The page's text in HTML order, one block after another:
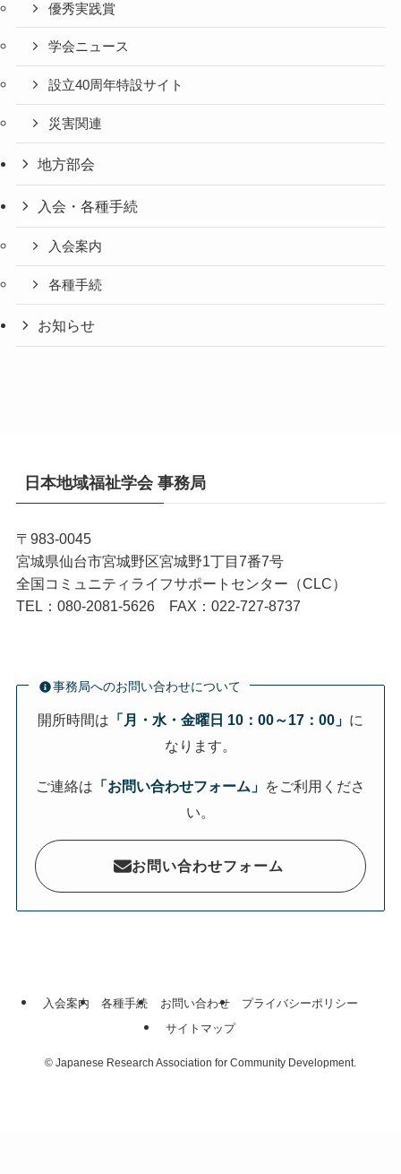
優秀実践賞
学会ニュース
設立40周年特設サイト
災害関連
地方部会
入会・各種手続
入会案内
各種手続
お知らせ
日本地域福祉学会 事務局
〒983-0045
宮城県仙台市宮城野区宮城野1丁目7番7号
全国コミュニティライフサポートセンター（CLC）
TEL：080-2081-5626 FAX：022-727-8737
事務局へのお問い合わせについて
開所時間は 「月・水・金曜日 10：00～17：00」 に
なります。
ご連絡は 「お問い合わせフォーム」 をご利用くださ
い。
お問い合わせフォーム
入会案内 各種手続 お問い合わせ
プライバシーポリシー
サイトマップ
© Japanese Research Association for Community Development.